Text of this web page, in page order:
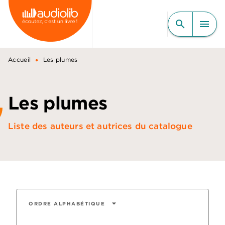
MENU RECHERCHE
CONTENU
PIED DE PAGE
search menu
Accueil • Les plumes
Les plumes
Liste des auteurs et autrices du catalogue
ORDRE ALPHABÉTIQUE arrow_drop_down